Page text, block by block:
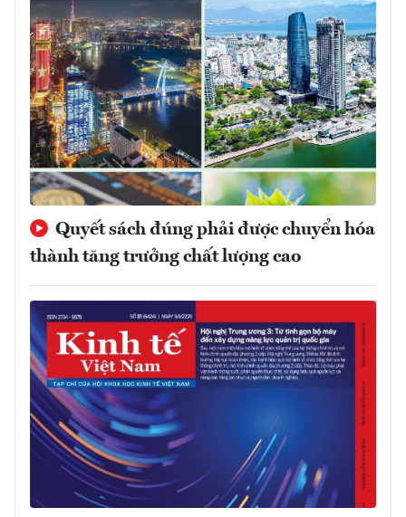
Quyết sách đúng phải được chuyển hóa
thành tăng trưởng chất lượng cao